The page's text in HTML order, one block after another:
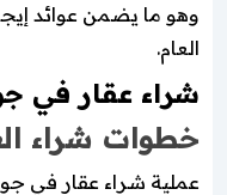
وهو ما يضمن عوائد
العام.
شراء عقار في
خطوات شراء
عملية شراء عقار في